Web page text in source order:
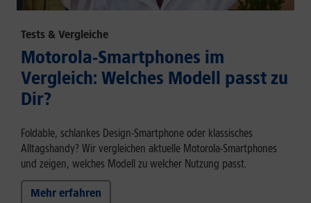
Tests & Vergleiche
Motorola-Smartphones im
Vergleich: Welches Modell passt zu
Dir?
Foldable, schlankes Design-Smartphone oder klassisches
Alltagshandy? Wir vergleichen aktuelle Motorola-Smartphones
und zeigen, welches Modell zu welcher Nutzung passt.
Mehr erfahren